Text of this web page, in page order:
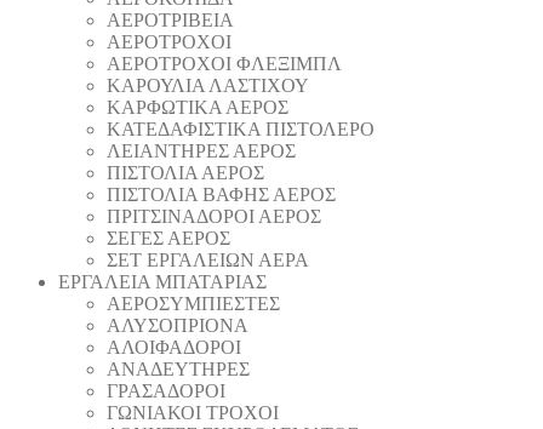
ΑΕΡΟΤΡΙΒΕΙΑ
ΑΕΡΟΤΡΟΧΟΙ
ΑΕΡΟΤΡΟΧΟΙ ΦΛΕΞΙΜΠΛ
ΚΑΡΟΥΛΙΑ ΛΑΣΤΙΧΟΥ
ΚΑΡΦΩΤΙΚΑ ΑΕΡΟΣ
ΚΑΤΕΔΑΦΙΣΤΙΚΑ ΠΙΣΤΟΛΕΡΟ
ΛΕΙΑΝΤΗΡΕΣ ΑΕΡΟΣ
ΠΙΣΤΟΛΙΑ ΑΕΡΟΣ
ΠΙΣΤΟΛΙΑ ΒΑΦΗΣ ΑΕΡΟΣ
ΠΡΙΤΣΙΝΑΔΟΡΟΙ ΑΕΡΟΣ
ΣΕΓΕΣ ΑΕΡΟΣ
ΣΕΤ ΕΡΓΑΛΕΙΩΝ ΑΕΡΑ
ΕΡΓΑΛΕΙΑ ΜΠΑΤΑΡΙΑΣ
AEΡΟΣΥΜΠΙΕΣΤΕΣ
AΛΥΣΟΠΡΙΟΝΑ
ΑΛΟΙΦΑΔOΡΟI
ΑΝΑΔΕΥΤΗΡΕΣ
ΓΡΑΣΑΔΟΡΟΙ
ΓΩΝΙΑΚΟΙ ΤΡΟΧΟΙ